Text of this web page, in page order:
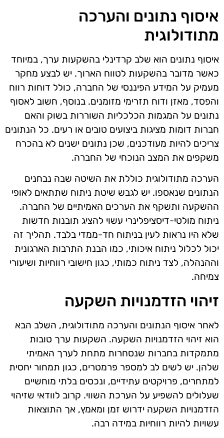
איסוף נתונים והערכה
מתודולוגית
איסוף נתונים הוא שלב קרדינלי בהשקעות ערך, במיוחד
כאשר מדובר בהשקעות לטווח הארוך. יש לבצע מחקר
מעמיק על המידע הפיננסי של החברה, כולל דוחות רווח
והפסד, מאזן ודוח תזרימי מזומנים. בנוסף, חשוב לאסוף
נתונים על המגמות הכלכליות השוררות בשוק והאם
חברות דומות מציגות ביצועים טובים או רעים. כל הנתונים
צריכים להיות מעודכנים, שכן נתונים ישנים לא בהכרח
משקפים את המצב הנוכחי של החברה.
הערכה מתודולוגית כוללת את השיטה שבה נבחנים
הנתונים שנאספו. יש לגבש שיטת ניתוח שתתאים לאופי
ההשקעה ותשקף את הערכים האמיתיים של החברה.
ניתוח מולטי-דיסציפלינרי עשוי להציג תובנות חדשות
שלא היו נראות לעין בניתוח חד-ממדי בלבד. תהליך זה
יכול לכלול ניתוח איכותי, כמו הבנת התרבות הארגונית
וההנהלה, לצד ניתוח כמותי, כגון חישובי רווחיות ושיעורי
צמיחה.
זיהוי הזדמנויות השקעה
לאחר איסוף הנתונים והערכה מתודולוגית, השלב הבא
הוא זיהוי הזדמנויות השקעה. השקעות ערך טובות
מתמקדות בחברות שנסחרות מתחת לערך האמיתי
שלהן. יש לשים לב למספר פרמטרים, כגון תמחור יחסית
למתחרים, פרויקטים עתידיים, ונכסים בלתי מוחשיים
שעלולים להשפיע על הערכת השווי. קרוב לוודאי שזיהוי
הזדמנויות השקעה ידרוש זמן ומאמץ, אך התוצאות
עשויות להיות רווחיות במידה רבה.